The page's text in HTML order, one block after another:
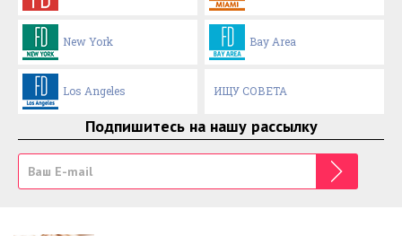
New York Bay Area
Los Angeles ИЩУ СОВЕТА
Подпишитесь на нашу рассылку